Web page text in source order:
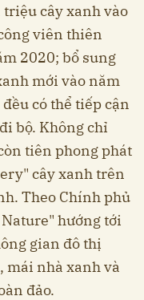
cây xanh vào
viên thiên
2020; bổ sung
mới vào năm
có thể tiếp cận
bộ. Không chỉ
tiên phong phát
cây xanh trên
Theo Chính phủ
hướng tới
gian đô thị
mái nhà xanh và
đảo.